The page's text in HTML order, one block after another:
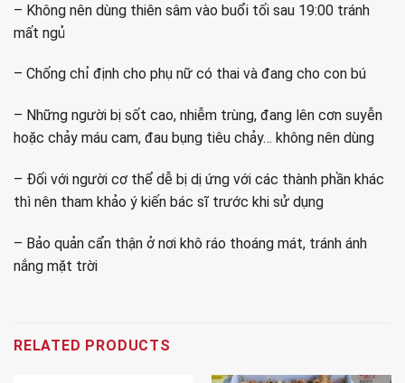
– Không nên dùng thiên sâm vào buổi tối sau 19:00 tránh
mất ngủ
– Chống chỉ định cho phụ nữ có thai và đang cho con bú
– Những người bị sốt cao, nhiễm trùng, đang lên cơn suyễn
hoặc chảy máu cam, đau bụng tiêu chảy… không nên dùng
– Đối với người cơ thể dễ bị dị ứng với các thành phần khác
thì nên tham khảo ý kiến bác sĩ trước khi sử dụng
– Bảo quản cẩn thận ở nơi khô ráo thoáng mát, tránh ánh
nắng mặt trời
RELATED PRODUCTS